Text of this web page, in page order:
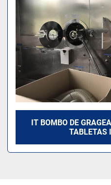
IT BOMBO DE
TABLETAS